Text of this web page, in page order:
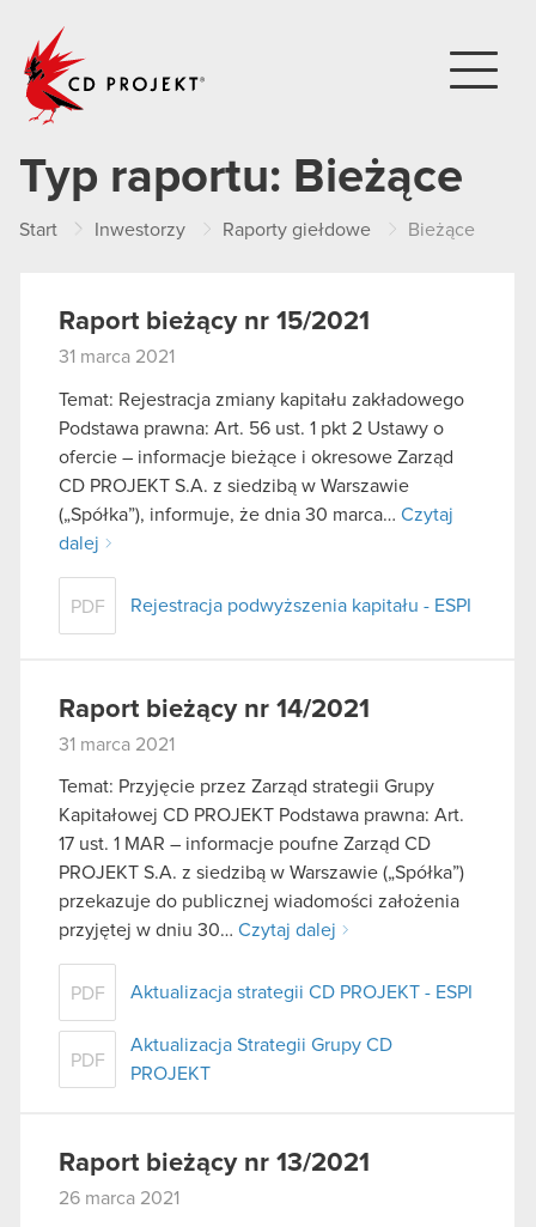
Typ raportu: Bieżące
Start Inwestorzy Raporty giełdowe Bieżące
Raport bieżący nr 15/2021
31 marca 2021
Temat: Rejestracja zmiany kapitału zakładowego
Podstawa prawna: Art. 56 ust. 1 pkt 2 Ustawy o
ofercie – informacje bieżące i okresowe Zarząd
CD PROJEKT S.A. z siedzibą w Warszawie
(„Spółka”), informuje, że dnia 30 marca… Czytaj
dalej
PDF Rejestracja podwyższenia kapitału - ESPI
Raport bieżący nr 14/2021
31 marca 2021
Temat: Przyjęcie przez Zarząd strategii Grupy
Kapitałowej CD PROJEKT Podstawa prawna: Art.
17 ust. 1 MAR – informacje poufne Zarząd CD
PROJEKT S.A. z siedzibą w Warszawie („Spółka”)
przekazuje do publicznej wiadomości założenia
przyjętej w dniu 30… Czytaj dalej
PDF Aktualizacja strategii CD PROJEKT - ESPI
PDF
Aktualizacja Strategii Grupy CD
PROJEKT
Raport bieżący nr 13/2021
26 marca 2021